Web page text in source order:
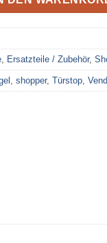
Ersatzteile / Zubehör,
shopper, Türstop